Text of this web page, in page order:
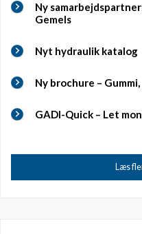
Ny
Gemels
Nyt hydraulik katalog
Ny brochure –
GADI-Quick – Let
Læs